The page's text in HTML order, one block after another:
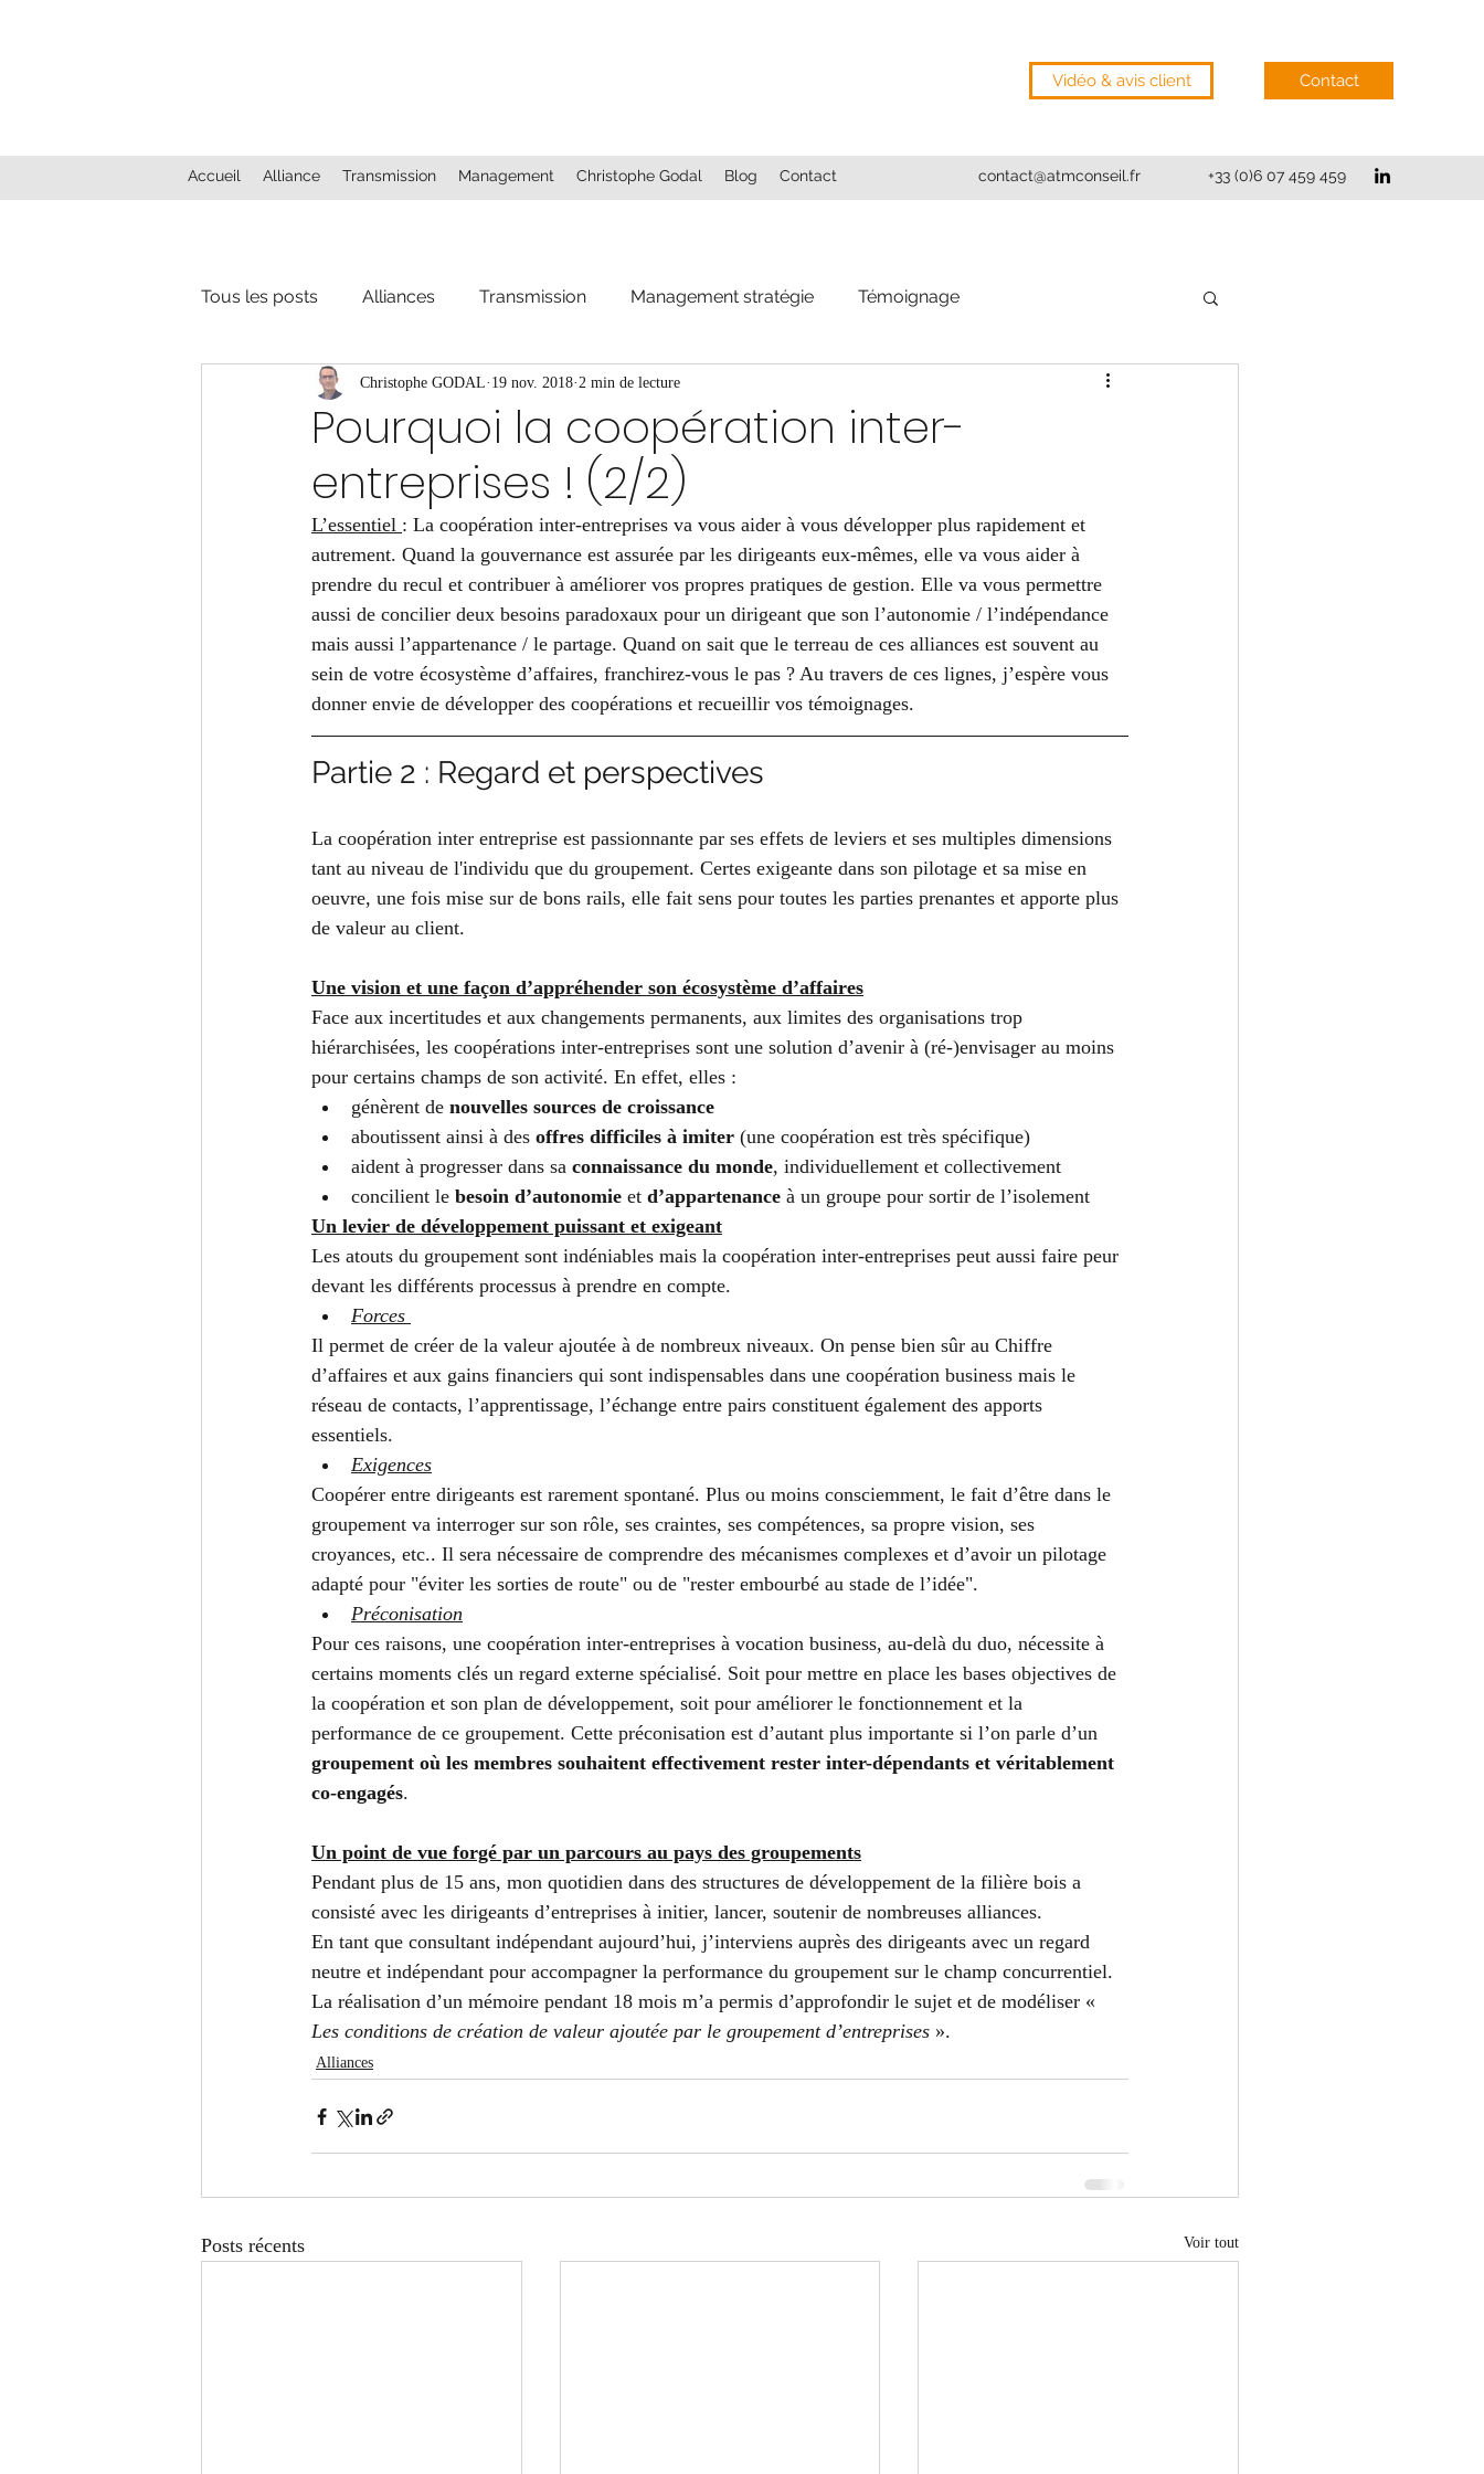
Vidéo & avis client Contact
Accueil Alliance Transmission Management Christophe Godal Blog Contact contact@atmconseil.fr +33 (0)6 07 459 459
Tous les posts Alliances Transmission Management stratégie Témoignage
Pourquoi la coopération inter-
entreprises ! (2/2)
Christophe GODAL 19 nov. 2018 2 min de lecture
L’essentiel : La coopération inter-entreprises va vous aider à vous développer plus rapidement et
autrement. Quand la gouvernance est assurée par les dirigeants eux-mêmes, elle va vous aider à
prendre du recul et contribuer à améliorer vos propres pratiques de gestion. Elle va vous permettre
aussi de concilier deux besoins paradoxaux pour un dirigeant que son l’autonomie / l’indépendance
mais aussi l’appartenance / le partage. Quand on sait que le terreau de ces alliances est souvent au
sein de votre écosystème d’affaires, franchirez-vous le pas ? Au travers de ces lignes, j’espère vous
donner envie de développer des coopérations et recueillir vos témoignages.
Partie 2 : Regard et perspectives
La coopération inter entreprise est passionnante par ses effets de leviers et ses multiples dimensions
tant au niveau de l'individu que du groupement. Certes exigeante dans son pilotage et sa mise en
oeuvre, une fois mise sur de bons rails, elle fait sens pour toutes les parties prenantes et apporte plus
de valeur au client.
Une vision et une façon d’appréhender son écosystème d’affaires
Face aux incertitudes et aux changements permanents, aux limites des organisations trop
hiérarchisées, les coopérations inter-entreprises sont une solution d’avenir à (ré-)envisager au moins
pour certains champs de son activité. En effet, elles :
génèrent de nouvelles sources de croissance
aboutissent ainsi à des offres difficiles à imiter (une coopération est très spécifique)
aident à progresser dans sa connaissance du monde, individuellement et collectivement
concilient le besoin d’autonomie et d’appartenance à un groupe pour sortir de l’isolement
Un levier de développement puissant et exigeant
Les atouts du groupement sont indéniables mais la coopération inter-entreprises peut aussi faire peur
devant les différents processus à prendre en compte.
Forces
Il permet de créer de la valeur ajoutée à de nombreux niveaux. On pense bien sûr au Chiffre
d’affaires et aux gains financiers qui sont indispensables dans une coopération business mais le
réseau de contacts, l’apprentissage, l’échange entre pairs constituent également des apports
essentiels.
Exigences
Coopérer entre dirigeants est rarement spontané. Plus ou moins consciemment, le fait d’être dans le
groupement va interroger sur son rôle, ses craintes, ses compétences, sa propre vision, ses
croyances, etc.. Il sera nécessaire de comprendre des mécanismes complexes et d’avoir un pilotage
adapté pour "éviter les sorties de route" ou de "rester embourbé au stade de l’idée".
Préconisation
Pour ces raisons, une coopération inter-entreprises à vocation business, au-delà du duo, nécessite à
certains moments clés un regard externe spécialisé. Soit pour mettre en place les bases objectives de
la coopération et son plan de développement, soit pour améliorer le fonctionnement et la
performance de ce groupement. Cette préconisation est d’autant plus importante si l’on parle d’un
groupement où les membres souhaitent effectivement rester inter-dépendants et véritablement
co-engagés.
Un point de vue forgé par un parcours au pays des groupements
Pendant plus de 15 ans, mon quotidien dans des structures de développement de la filière bois a
consisté avec les dirigeants d’entreprises à initier, lancer, soutenir de nombreuses alliances.
En tant que consultant indépendant aujourd’hui, j’interviens auprès des dirigeants avec un regard
neutre et indépendant pour accompagner la performance du groupement sur le champ concurrentiel.
La réalisation d’un mémoire pendant 18 mois m’a permis d’approfondir le sujet et de modéliser «
Les conditions de création de valeur ajoutée par le groupement d’entreprises ».
Alliances
Posts récents Voir tout